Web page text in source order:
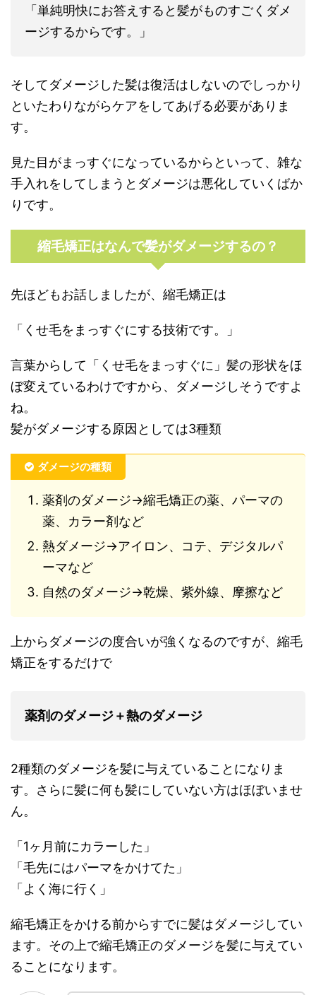
「単純明快にお答えすると髪がものすごくダメ
ージするからです。」
そしてダメージした髪は復活はしないのでしっかり
といたわりながらケアをしてあげる必要がありま
す。
見た目がまっすぐになっているからといって、雑な
手入れをしてしまうとダメージは悪化していくばか
りです。
縮毛矯正はなんで髪がダメージするの？
先ほどもお話しましたが、縮毛矯正は
「くせ毛をまっすぐにする技術です。」
言葉からして「くせ毛をまっすぐに」髪の形状をほ
ぼ変えているわけですから、ダメージしそうですよ
ね。
髪がダメージする原因としては3種類
ダメージの種類
薬剤のダメージ→縮毛矯正の薬、パーマの
薬、カラー剤など
熱ダメージ→アイロン、コテ、デジタルパ
ーマなど
自然のダメージ→乾燥、紫外線、摩擦など
上からダメージの度合いが強くなるのですが、縮毛
矯正をするだけで
薬剤のダメージ＋熱のダメージ
2種類のダメージを髪に与えていることになりま
す。さらに髪に何も髪にしていない方はほぼいませ
ん。
「1ヶ月前にカラーした」
「毛先にはパーマをかけてた」
「よく海に行く」
縮毛矯正をかける前からすでに髪はダメージしてい
ます。その上で縮毛矯正のダメージを髪に与えてい
ることになります。